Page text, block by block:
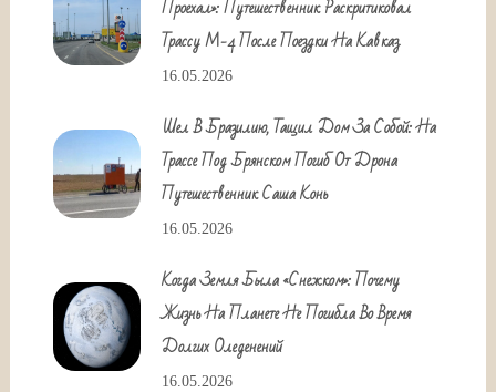
Проехал»: Путешественник Раскритиковал
Трассу М-4 После Поездки На Кавказ
16.05.2026
Шел В Бразилию, Тащил Дом За Собой: На
Трассе Под Брянском Погиб От Дрона
Путешественник Саша Конь
16.05.2026
Когда Земля Была «снежком»: Почему
Жизнь На Планете Не Погибла Во Время
Долгих Оледенений
16.05.2026